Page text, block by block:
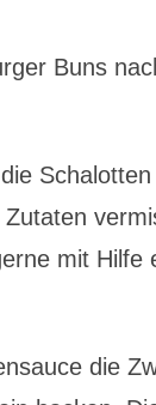
Buns
Schalotten
mit Hilfe
die